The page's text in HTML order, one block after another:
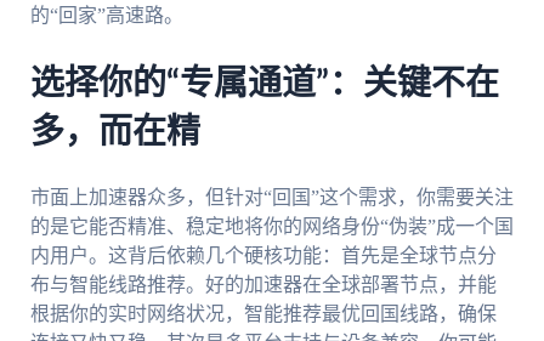
的“回家”高速路。
选择你的“专属通道”：关键不在
多，而在精
市面上加速器众多，但针对“回国”这个需求，你需要关注
的是它能否精准、稳定地将你的网络身份“伪装”成一个国
内用户。这背后依赖几个硬核功能：首先是全球节点分
布与智能线路推荐。好的加速器在全球部署节点，并能
根据你的实时网络状况，智能推荐最优回国线路，确保